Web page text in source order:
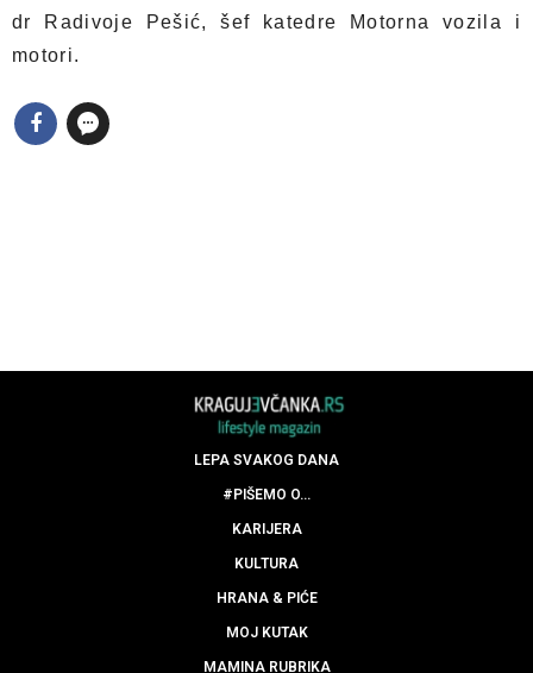
dr Radivoje Pešić, šef katedre Motorna vozila i
motori.
LEPA SVAKOG DANA
#PIŠEMO O…
KARIJERA
KULTURA
HRANA & PIĆE
MOJ KUTAK
MAMINA RUBRIKA